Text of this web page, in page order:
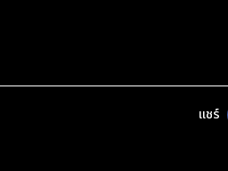
แชร์